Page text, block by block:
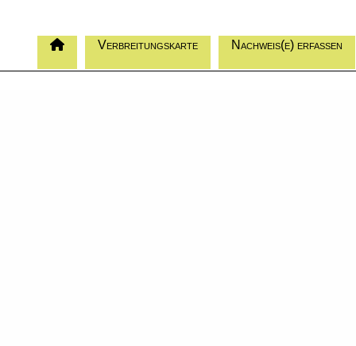
Verbreitungskarte Nachweis(e) erfassen